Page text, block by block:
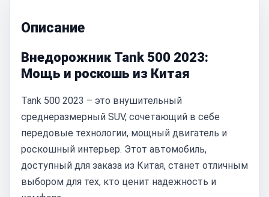
Описание
Внедорожник Tank 500 2023:
Мощь и роскошь из Китая
Tank 500 2023 – это внушительный
среднеразмерный SUV, сочетающий в себе
передовые технологии, мощный двигатель и
роскошный интерьер. Этот автомобиль,
доступный для заказа из Китая, станет отличным
выбором для тех, кто ценит надежность и